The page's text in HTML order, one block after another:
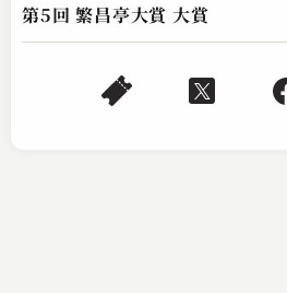
第5回 繁昌亭大賞 大賞